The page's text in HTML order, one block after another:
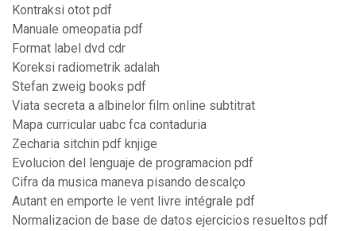
Kontraksi otot pdf
Manuale omeopatia pdf
Format label dvd cdr
Koreksi radiometrik adalah
Stefan zweig books pdf
Viata secreta a albinelor film online subtitrat
Mapa curricular uabc fca contaduria
Zecharia sitchin pdf knjige
Evolucion del lenguaje de programacion pdf
Cifra da musica maneva pisando descalço
Autant en emporte le vent livre intégrale pdf
Normalizacion de base de datos ejercicios resueltos pdf